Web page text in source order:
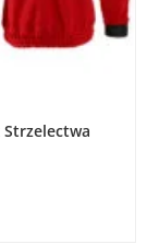
Strzelectwa